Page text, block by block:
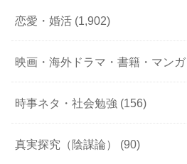
恋愛・婚活 (1,902)
映画・海外ドラマ・書籍・マンガ
時事ネタ・社会勉強 (156)
真実探究（陰謀論） (90)